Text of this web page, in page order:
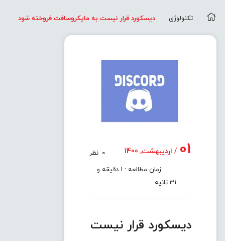
تکنولوژی دیسکورد قرار نیست به مایکروسافت فروخته شود
01 / اردیبهشت, 1400 0 نظر
زمان مطالعه : 1 دقیقه و
31 ثانیه
دیسکورد قرار نیست